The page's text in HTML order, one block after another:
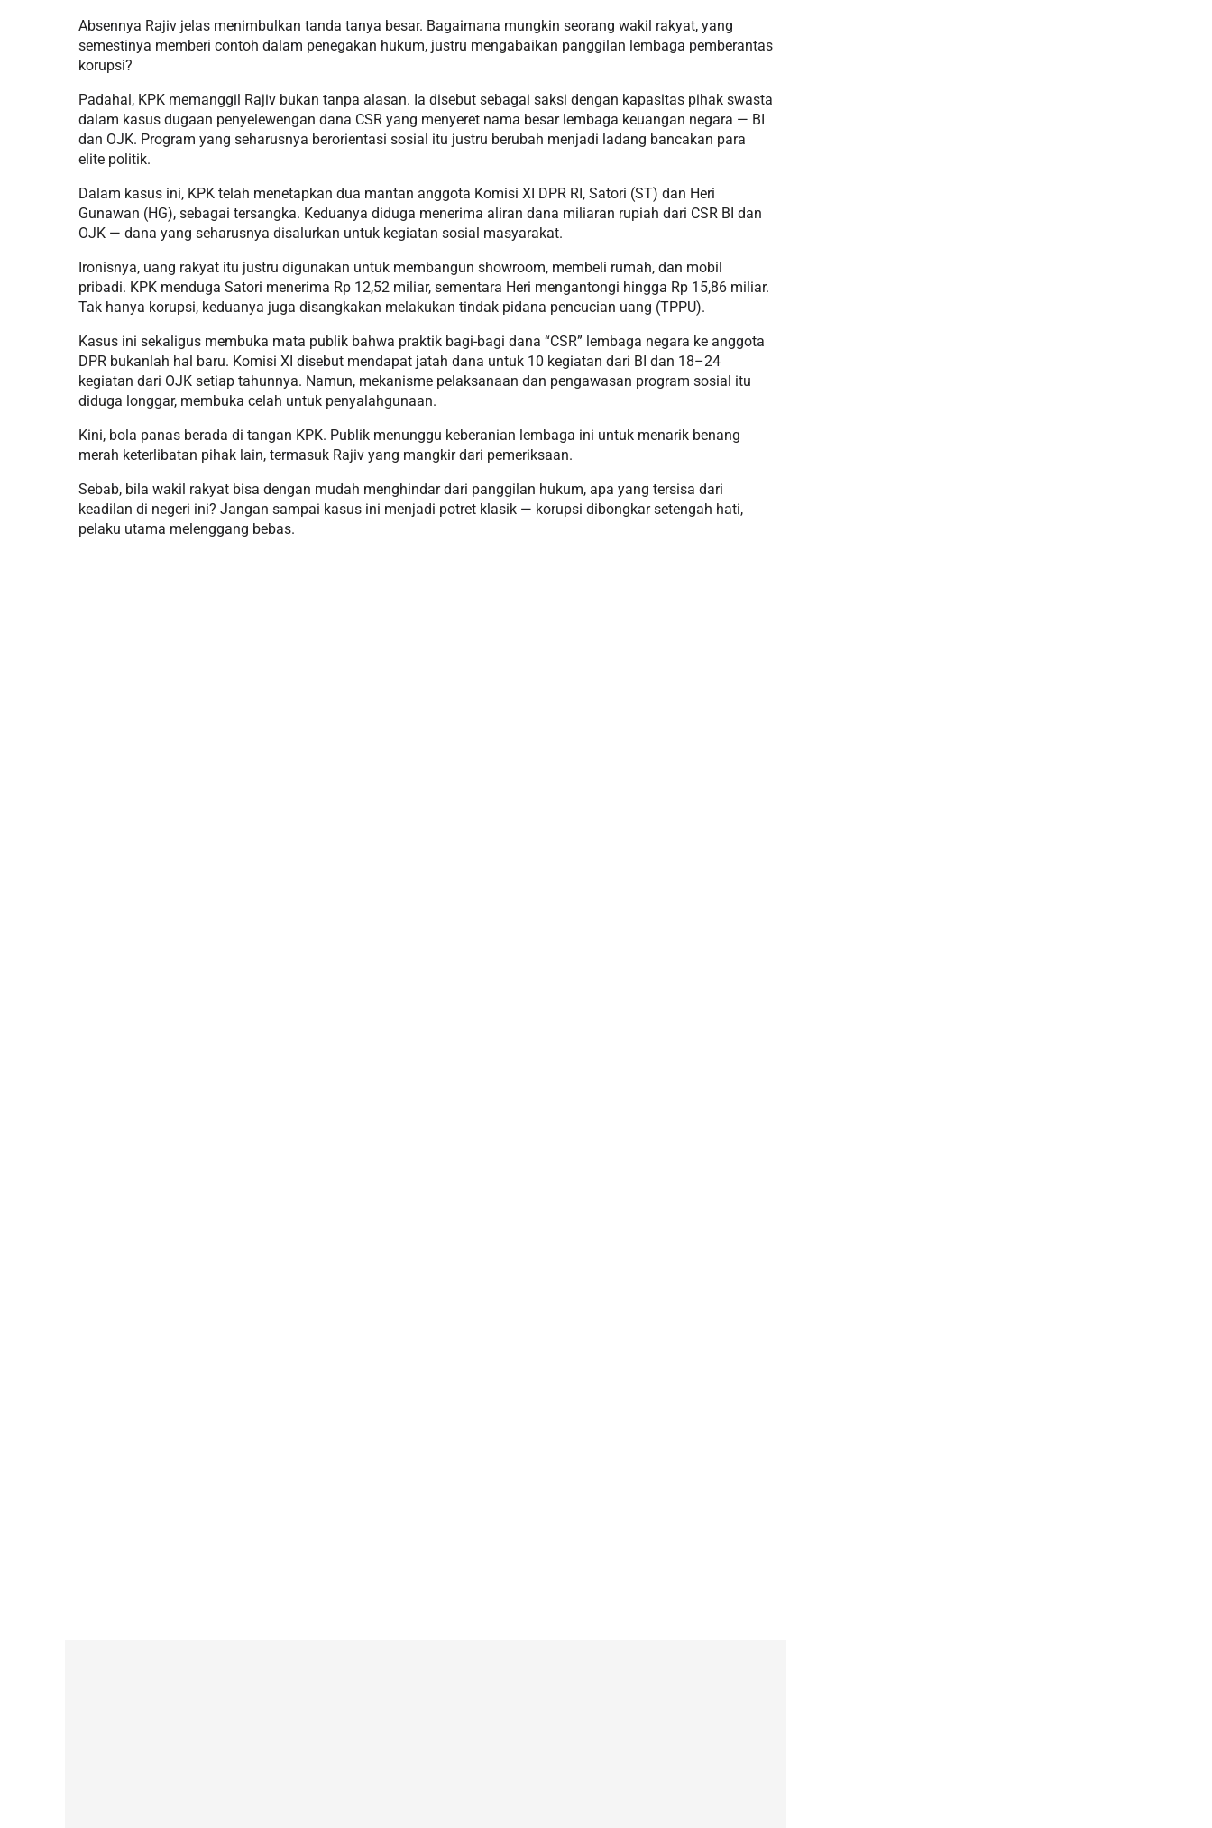
Absennya Rajiv jelas menimbulkan tanda tanya besar. Bagaimana mungkin seorang wakil rakyat, yang
semestinya memberi contoh dalam penegakan hukum, justru mengabaikan panggilan lembaga pemberantas
korupsi?
Padahal, KPK memanggil Rajiv bukan tanpa alasan. Ia disebut sebagai saksi dengan kapasitas pihak swasta
dalam kasus dugaan penyelewengan dana CSR yang menyeret nama besar lembaga keuangan negara — BI
dan OJK. Program yang seharusnya berorientasi sosial itu justru berubah menjadi ladang bancakan para
elite politik.
Dalam kasus ini, KPK telah menetapkan dua mantan anggota Komisi XI DPR RI, Satori (ST) dan Heri
Gunawan (HG), sebagai tersangka. Keduanya diduga menerima aliran dana miliaran rupiah dari CSR BI dan
OJK — dana yang seharusnya disalurkan untuk kegiatan sosial masyarakat.
Ironisnya, uang rakyat itu justru digunakan untuk membangun showroom, membeli rumah, dan mobil
pribadi. KPK menduga Satori menerima Rp 12,52 miliar, sementara Heri mengantongi hingga Rp 15,86 miliar.
Tak hanya korupsi, keduanya juga disangkakan melakukan tindak pidana pencucian uang (TPPU).
Kasus ini sekaligus membuka mata publik bahwa praktik bagi-bagi dana “CSR” lembaga negara ke anggota
DPR bukanlah hal baru. Komisi XI disebut mendapat jatah dana untuk 10 kegiatan dari BI dan 18–24
kegiatan dari OJK setiap tahunnya. Namun, mekanisme pelaksanaan dan pengawasan program sosial itu
diduga longgar, membuka celah untuk penyalahgunaan.
Kini, bola panas berada di tangan KPK. Publik menunggu keberanian lembaga ini untuk menarik benang
merah keterlibatan pihak lain, termasuk Rajiv yang mangkir dari pemeriksaan.
Sebab, bila wakil rakyat bisa dengan mudah menghindar dari panggilan hukum, apa yang tersisa dari
keadilan di negeri ini? Jangan sampai kasus ini menjadi potret klasik — korupsi dibongkar setengah hati,
pelaku utama melenggang bebas.